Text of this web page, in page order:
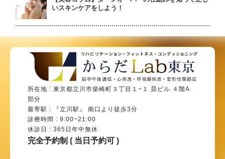
いスキンケアをしよう！
所在地 : 東京都立川市柴崎町３丁目１−１ 昴ビル ４階A
部分
最寄駅 : 『立川駅』 南口より徒歩3分
診療時間 : 9:00~21:00
休診日 : 365日年中無休
完全予約制 ( 当日予約可 )